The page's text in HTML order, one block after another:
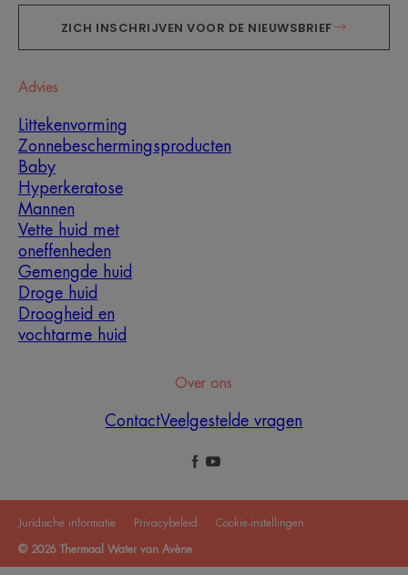
ZICH INSCHRIJVEN VOOR DE NIEUWSBRIEF
Advies
Littekenvorming
Zonnebeschermingsproducten
Baby
Hyperkeratose
Mannen
Vette huid met
oneffenheden
Gemengde huid
Droge huid
Droogheid en
vochtarme huid
Over ons
ContactVeelgestelde vragen
Juridische informatie Privacybeleid Cookie-instellingen
© 2026 Thermaal Water van Avène